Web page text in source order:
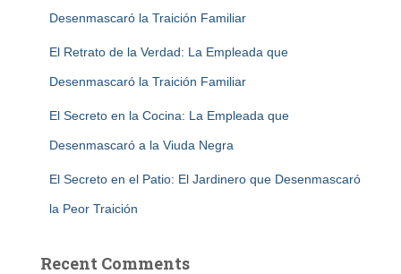
Desenmascaró la Traición Familiar
El Retrato de la Verdad: La Empleada que
Desenmascaró la Traición Familiar
El Secreto en la Cocina: La Empleada que
Desenmascaró a la Viuda Negra
El Secreto en el Patio: El Jardinero que Desenmascaró
la Peor Traición
Recent Comments